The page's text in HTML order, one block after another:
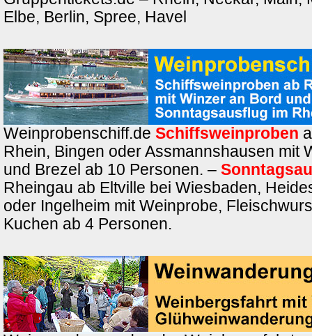
Elbe, Berlin, Spree, Havel
Weinprobenschiff.de Schiffsweinproben
Rhein, Bingen oder Assmannshausen mit
und Brezel ab 10 Personen. –
Rheingau ab Eltville bei Wiesbaden,
oder Ingelheim mit Weinprobe,
Kuchen ab 4 Personen.